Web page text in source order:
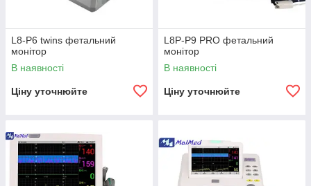
L8-P6 twins фетальний
монітор
В наявності
Ціну уточнюйте
L8P-P9 PRO фетальний
монітор
В наявності
Ціну уточнюйте